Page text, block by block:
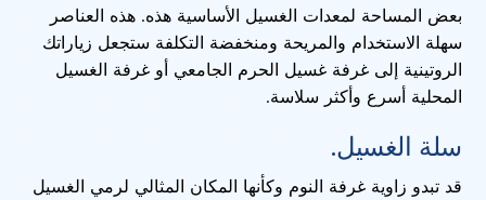
بعض المساحة لمعدات الغسيل الأساسية هذه. هذه العناصر
سهلة الاستخدام والمريحة ومنخفضة التكلفة ستجعل زياراتك
الروتينية إلى غرفة غسيل الحرم الجامعي أو غرفة الغسيل
المحلية أسرع وأكثر سلاسة.
سلة الغسيل.
قد تبدو زاوية غرفة النوم وكأنها المكان المثالي لرمي الغسيل